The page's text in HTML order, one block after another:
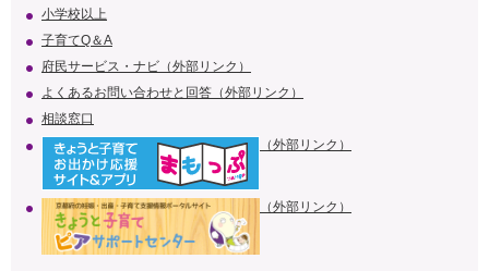
小学校以上
子育てQ＆A
府民サービス・ナビ（外部リンク）
よくあるお問い合わせと回答（外部リンク）
相談窓口
（外部リンク）
（外部リンク）